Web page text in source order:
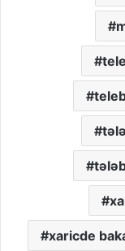
xaricde